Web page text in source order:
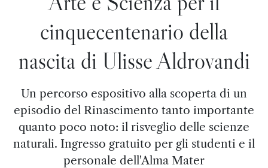
cinquecentenario della
nascita di Ulisse Aldrovandi
Un percorso espositivo alla scoperta di un
episodio del Rinascimento tanto importante
quanto poco noto: il risveglio delle scienze
naturali. Ingresso gratuito per gli studenti e il
personale dell'Alma Mater